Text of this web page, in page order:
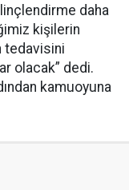
daha
kişilerin
tedavisini
olacak” dedi.
kamuoyuna